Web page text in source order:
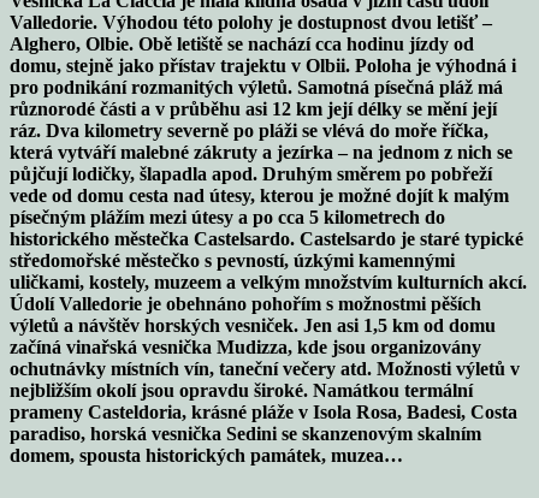
Valledorie. Výhodou této polohy je dostupnost dvou letišť –
Alghero, Olbie. Obě letiště se nachází cca hodinu jízdy od
domu, stejně jako přístav trajektu v Olbii. Poloha je výhodná i
pro podnikání rozmanitých výletů. Samotná písečná pláž má
různorodé části a v průběhu asi 12 km její délky se mění její
ráz. Dva kilometry severně po pláži se vlévá do moře říčka,
která vytváří malebné zákruty a jezírka – na jednom z nich se
půjčují lodičky, šlapadla apod. Druhým směrem po pobřeží
vede od domu cesta nad útesy, kterou je možné dojít k malým
písečným plážím mezi útesy a po cca 5 kilometrech do
historického městečka Castelsardo. Castelsardo je staré typické
středomořské městečko s pevností, úzkými kamennými
uličkami, kostely, muzeem a velkým množstvím kulturních akcí.
Údolí Valledorie je obehnáno pohořím s možnostmi pěších
výletů a návštěv horských vesniček. Jen asi 1,5 km od domu
začíná vinařská vesnička Mudizza, kde jsou organizovány
ochutnávky místních vín, taneční večery atd. Možnosti výletů v
nejbližším okolí jsou opravdu široké. Namátkou termální
prameny Casteldoria, krásné pláže v Isola Rosa, Badesi, Costa
paradiso, horská vesnička Sedini se skanzenovým skalním
domem, spousta historických památek, muzea…